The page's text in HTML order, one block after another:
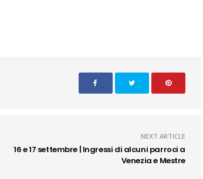
NEXT ARTICLE
16 e 17 settembre | Ingressi di alcuni parroci a
Venezia e Mestre